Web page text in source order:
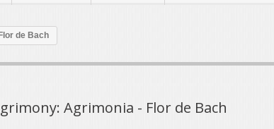
de Bach
Agrimonia - Flor de Bach